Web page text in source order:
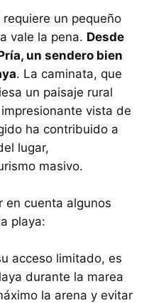
un pequeño
vale la pena. Desde
un sendero bien
. La caminata, que
un paisaje rural
vista de
ha contribuido a
lugar,
masivo.
en cuenta algunos
playa:
acceso limitado, es
durante la marea
la arena y evitar